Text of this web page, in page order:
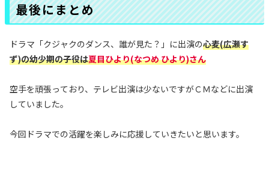
最後にまとめ
ドラマ「クジャクのダンス、誰が見た？」に出演の心麦(広瀬す
ず)の幼少期の子役は夏目ひより(なつめ ひより)さん
空手を頑張っており、テレビ出演は少ないですがＣＭなどに出演
していました。
今回ドラマでの活躍を楽しみに応援していきたいと思います。